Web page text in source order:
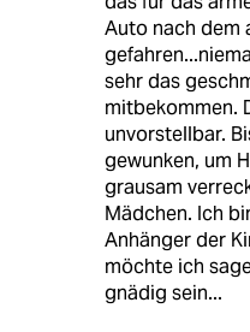
Auto nach dem
sehr das
mitbekommen.
unvorstellbar.
gewunken, um
grausam
Mädchen. Ich
Anhänger der
möchte ich
gnädig sein...